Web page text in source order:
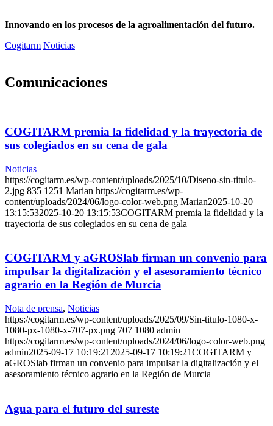
Innovando en los procesos de la agroalimentación del futuro.
Cogitarm Noticias
Comunicaciones
COGITARM premia la fidelidad y la trayectoria de
sus colegiados en su cena de gala
Noticias
https://cogitarm.es/wp-content/uploads/2025/10/Diseno-sin-titulo-
2.jpg 835 1251 Marian https://cogitarm.es/wp-
content/uploads/2024/06/logo-color-web.png Marian2025-10-20
13:15:532025-10-20 13:15:53COGITARM premia la fidelidad y la
trayectoria de sus colegiados en su cena de gala
COGITARM y aGROSlab firman un convenio para
impulsar la digitalización y el asesoramiento técnico
agrario en la Región de Murcia
Nota de prensa, Noticias
https://cogitarm.es/wp-content/uploads/2025/09/Sin-titulo-1080-x-
1080-px-1080-x-707-px.png 707 1080 admin
https://cogitarm.es/wp-content/uploads/2024/06/logo-color-web.png
admin2025-09-17 10:19:21 2025-09-17 10:19:21COGITARM y
aGROSlab firman un convenio para impulsar la digitalización y el
asesoramiento técnico agrario en la Región de Murcia
Agua para el futuro del sureste